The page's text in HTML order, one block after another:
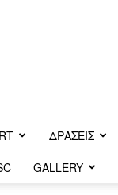
ΔΡΆΣΕΙΣ
GALLERY